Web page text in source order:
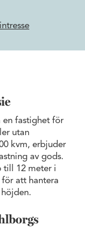
en fastighet för
utan
kvm, erbjuder
av gods.
till 12 meter i
att hantera